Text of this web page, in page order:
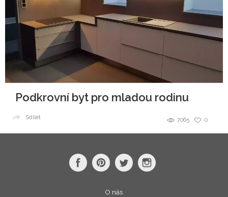
Podkrovní byt pro mladou rodinu
0
7065
Sdílet
O nás